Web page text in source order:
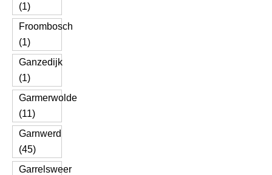
(1)
Froombosch
(1)
Ganzedijk
(1)
Garmerwolde
(11)
Garnwerd
(45)
Garrelsweer